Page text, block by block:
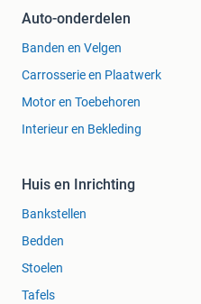
Auto-onderdelen
Banden en Velgen
Carrosserie en Plaatwerk
Motor en Toebehoren
Interieur en Bekleding
Huis en Inrichting
Bankstellen
Bedden
Stoelen
Tafels